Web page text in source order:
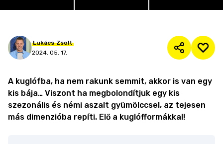
Lukács Zsolt
2024. 05. 17.
A kuglófba, ha nem rakunk semmit, akkor is van egy
kis bája… Viszont ha megbolondítjuk egy kis
szezonális és némi aszalt gyümölccsel, az tejesen
más dimenzióba repíti. Elő a kuglófformákkal!